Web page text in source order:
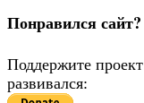
Понравился сайт?
Поддержите
развивался: